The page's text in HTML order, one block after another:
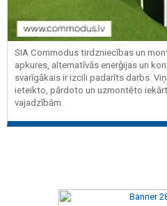
SIA Commodus tirdzniecības un
apkures, alternatīvās enerģijas un
svarīgākais ir izcili padarīts darbs.
ieteikto, pārdoto un uzmontēto
vajadzībām.